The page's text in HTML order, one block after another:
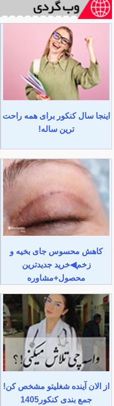
اینجا سال کنکور برای همه راحت
ترین ساله!
کاهش محسوس جای بخیه و
زخم◀خرید جدیدترین
محصول+مشاوره
از الان آینده شغلیتو مشخص کن!
جمع بندی کنکور1405